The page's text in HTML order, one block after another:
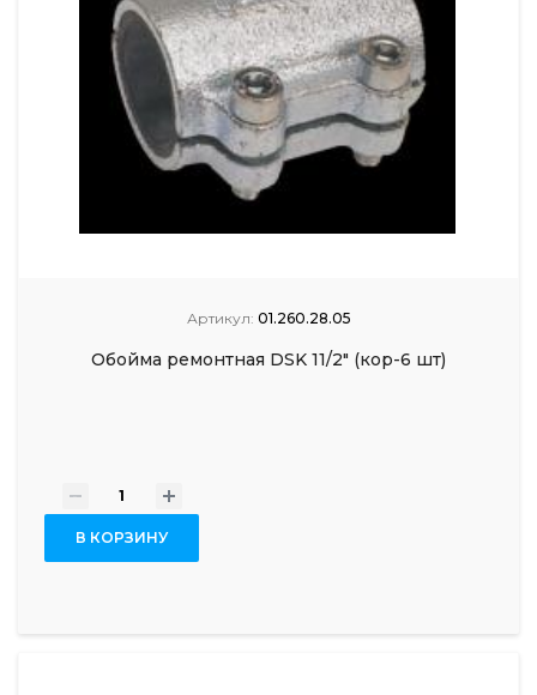
Артикул: 01.260.28.05
Обойма ремонтная DSK 11/2" (кор-6 шт)
- +
В КОРЗИНУ